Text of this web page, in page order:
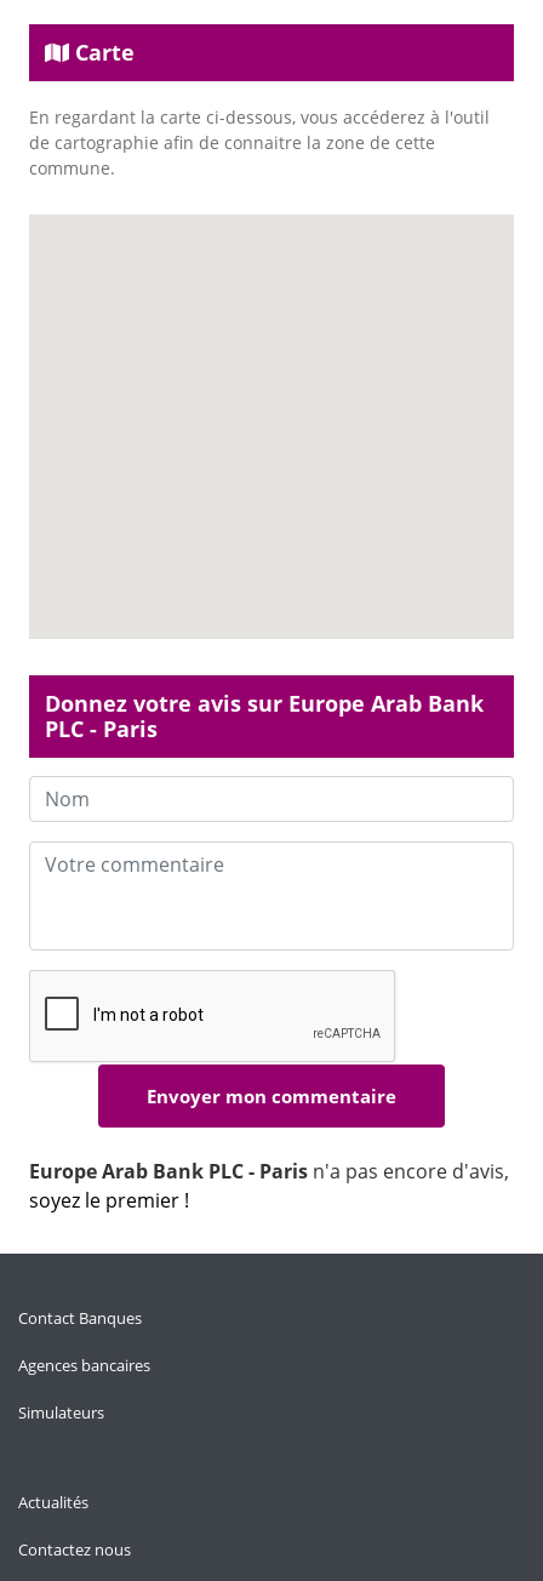
Carte
En regardant la carte ci-dessous, vous accéderez à l'outil
de cartographie afin de connaitre la zone de cette
commune.
Donnez votre avis sur Europe Arab Bank
PLC - Paris
Europe Arab Bank PLC - Paris n'a pas encore d'avis,
soyez le premier !
Contact Banques
Agences bancaires
Simulateurs
Actualités
Contactez nous